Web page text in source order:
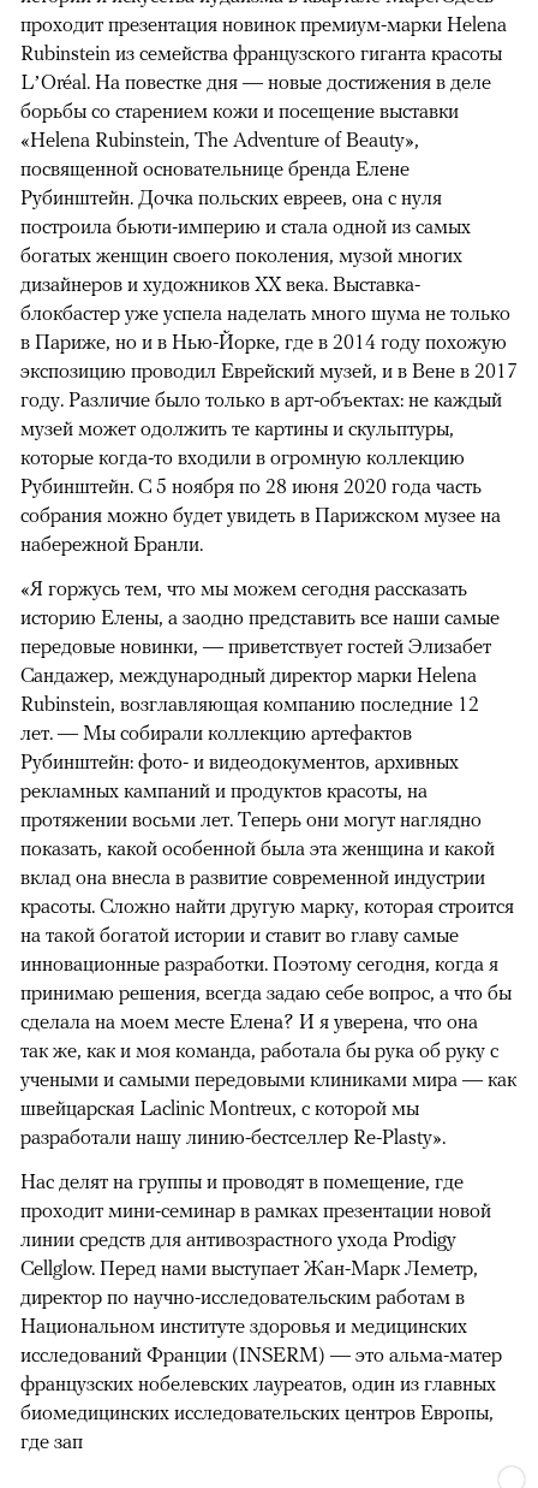
проходит презентация новинок премиум-марки Helena
Rubinstein из семейства французского гиганта красоты
L’Oréal. На повестке дня — новые достижения в деле
борьбы со старением кожи и посещение выставки
«Helena Rubinstein, The Adventure of Beauty»,
посвященной основательнице бренда Елене
Рубинштейн. Дочка польских евреев, она с нуля
построила бьюти-империю и стала одной из самых
богатых женщин своего поколения, музой многих
дизайнеров и художников XX века. Выставка-
блокбастер уже успела наделать много шума не только
в Париже, но и в Нью-Йорке, где в 2014 году похожую
экспозицию проводил Еврейский музей, и в Вене в 2017
году. Различие было только в арт-объектах: не каждый
музей может одолжить те картины и скульптуры,
которые когда-то входили в огромную коллекцию
Рубинштейн. С 5 ноября по 28 июня 2020 года часть
собрания можно будет увидеть в Парижском музее на
набережной Бранли.
«Я горжусь тем, что мы можем сегодня рассказать
историю Елены, а заодно представить все наши самые
передовые новинки, — приветствует гостей Элизабет
Сандажер, международный директор марки Helena
Rubinstein, возглавляющая компанию последние 12
лет. — Мы собирали коллекцию артефактов
Рубинштейн: фото- и видеодокументов, архивных
рекламных кампаний и продуктов красоты, на
протяжении восьми лет. Теперь они могут наглядно
показать, какой особенной была эта женщина и какой
вклад она внесла в развитие современной индустрии
красоты. Сложно найти другую марку, которая строится
на такой богатой истории и ставит во главу самые
инновационные разработки. Поэтому сегодня, когда я
принимаю решения, всегда задаю себе вопрос, а что бы
сделала на моем месте Елена? И я уверена, что она
так же, как и моя команда, работала бы рука об руку с
учеными и самыми передовыми клиниками мира — как
швейцарская Laclinic Montreux, с которой мы
разработали нашу линию-бестселлер Re-Plasty».
Нас делят на группы и проводят в помещение, где
проходит мини-семинар в рамках презентации новой
линии средств для антивозрастного ухода Prodigy
Cellglow. Перед нами выступает Жан-Марк Леметр,
директор по научно-исследовательским работам в
Национальном институте здоровья и медицинских
исследований Франции (INSERM) — это альма-матер
французских нобелевских лауреатов, один из главных
биомедицинских исследовательских центров Европы,
где зап